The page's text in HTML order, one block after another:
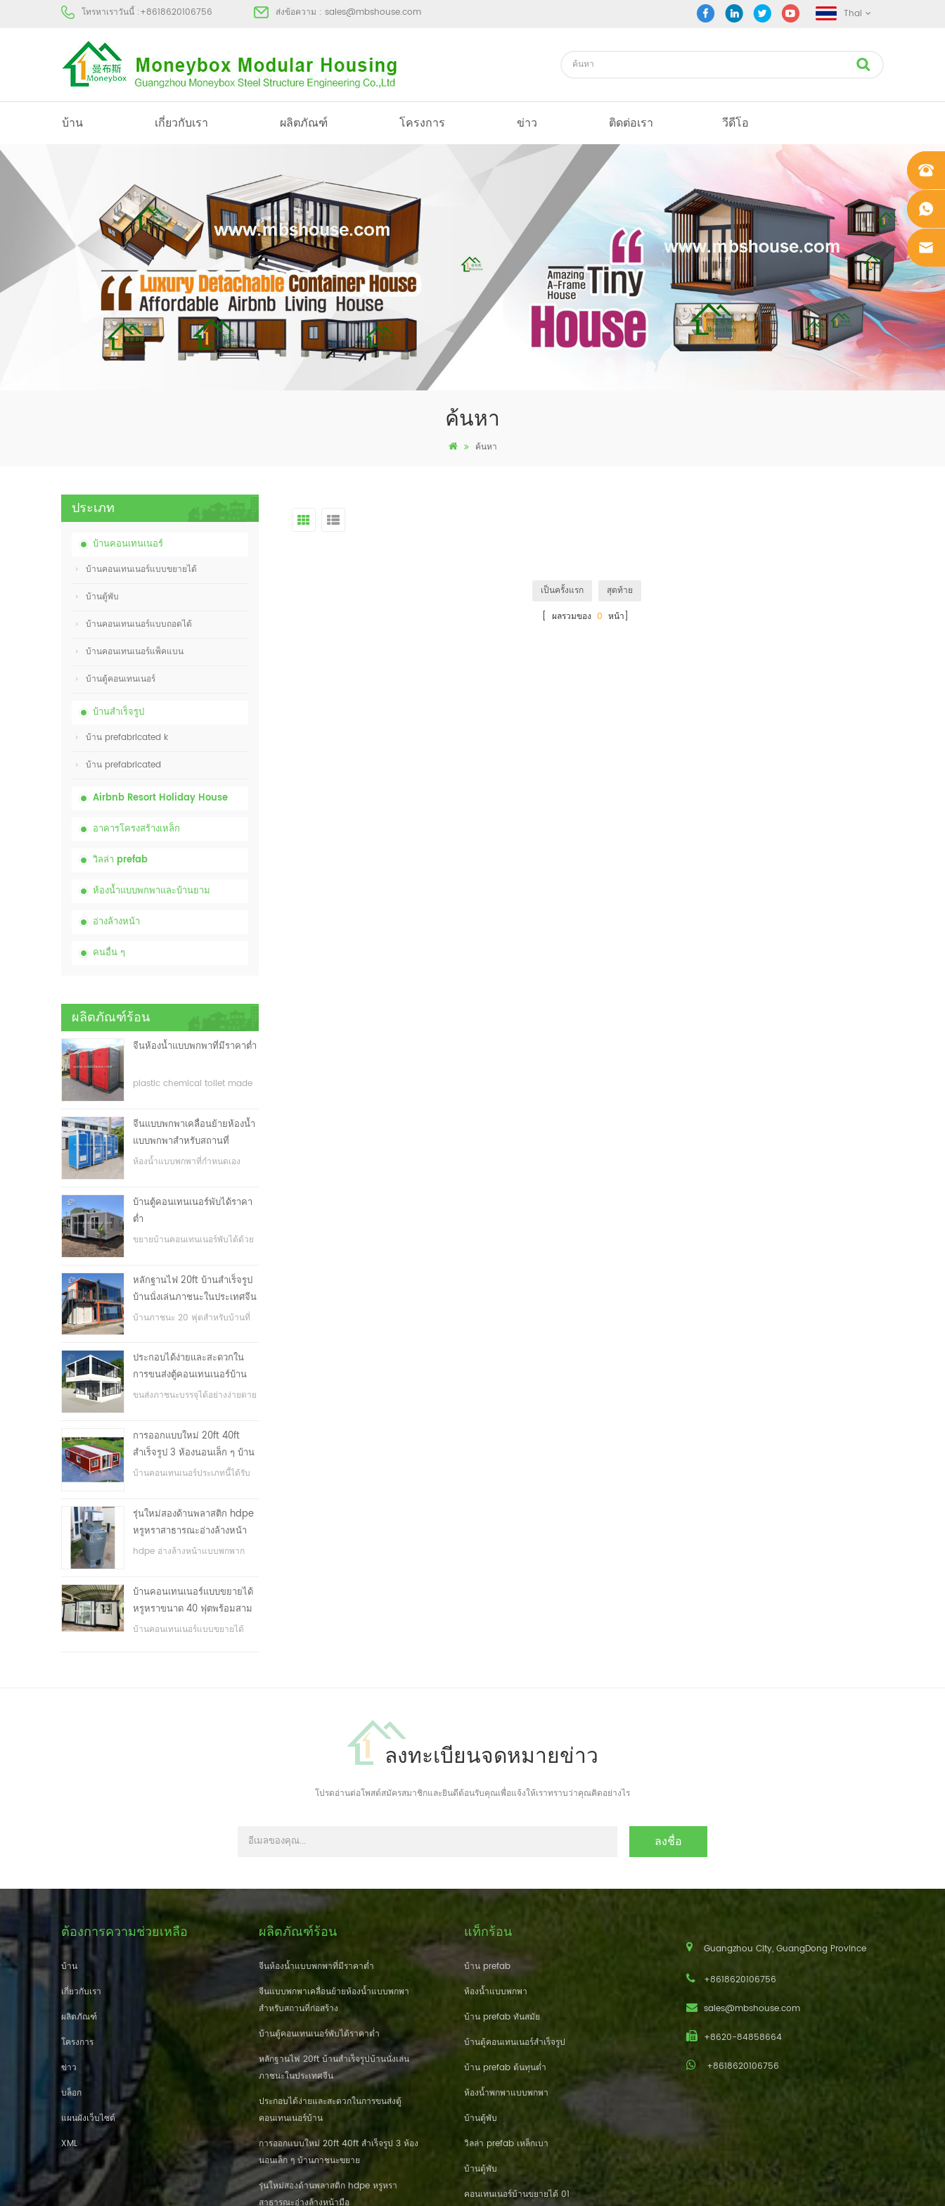
โทรหาเราวันนี้ :+8618620106756 ส่งข้อความ : sales@mbshouse.com Thai
บ้าน เกี่ยวกับเรา ผลิตภัณฑ์ โครงการ ข่าว ติดต่อเรา วีดีโอ
ค้นหา
ค้นหา
ประเภท
บ้านคอนเทนเนอร์
บ้านคอนเทนเนอร์แบบขยายได้
บ้านตู้พับ
บ้านคอนเทนเนอร์แบบถอดได้
บ้านคอนเทนเนอร์แพ็คแบน
บ้านตู้คอนเทนเนอร์
บ้านสำเร็จรูป
บ้าน prefabricated k
บ้าน prefabricated
Airbnb Resort Holiday House
อาคารโครงสร้างเหล็ก
วิลล่า prefab
ห้องน้ำแบบพกพาและบ้านยาม
อ่างล้างหน้า
คนอื่น ๆ
ผลิตภัณฑ์ร้อน
จีนห้องน้ำแบบพกพาที่มีราคาต่ำ
plastic chemical toilet made
จีนแบบพกพาเคลื่อนย้ายห้องน้ำ
แบบพกพาสำหรับสถานที่
ก่อสร้าง
ห้องน้ำแบบพกพาที่กำหนดเอง
บ้านตู้คอนเทนเนอร์พับได้ราคา
ต่ำ
ขยายบ้านคอนเทนเนอร์พับได้ด้วย
หลักฐานไฟ 20ft บ้านสำเร็จรูป
บ้านนั่งเล่นภาชนะในประเทศจีน
บ้านภาชนะ 20 ฟุตสำหรับบ้านที่
ประกอบได้ง่ายและสะดวกใน
การขนส่งตู้คอนเทนเนอร์บ้าน
ขนส่งภาชนะบรรจุได้อย่างง่ายดาย
การออกแบบใหม่ 20ft 40ft
สำเร็จรูป 3 ห้องนอนเล็ก ๆ บ้าน
ภาชนะขยาย
บ้านคอนเทนเนอร์ประเภทนี้ได้รับ
ห้องน้ำและระบบไฟฟ้า
รุ่นใหม่สองด้านพลาสติก hdpe
หรูหราสาธารณะอ่างล้างหน้า
มือ
hdpe อ่างล้างหน้าแบบพกพาก
nbsp;
บ้านคอนเทนเนอร์แบบขยายได้
หรูหราขนาด 40 ฟุตพร้อมสาม
ห้องนอน
บ้านคอนเทนเนอร์แบบขยายได้
เป็นครั้งแรก
สุดท้าย
[ ผลรวมของ 0 หน้า]
ลงทะเบียนจดหมายข่าว
โปรดอ่านต่อโพสต์สมัครสมาชิกและยินดีต้อนรับคุณเพื่อแจ้งให้เราทราบว่าคุณคิดอย่างไร
ต้องการความช่วยเหลือ
บ้าน
เกี่ยวกับเรา
ผลิตภัณฑ์
โครงการ
ข่าว
บล็อก
แผนผังเว็บไซต์
XML
ผลิตภัณฑ์ร้อน
จีนห้องน้ำแบบพกพาที่มีราคาต่ำ
จีนแบบพกพาเคลื่อนย้ายห้องน้ำแบบพกพา
สำหรับสถานที่ก่อสร้าง
บ้านตู้คอนเทนเนอร์พับได้ราคาต่ำ
หลักฐานไฟ 20ft บ้านสำเร็จรูปบ้านนั่งเล่น
ภาชนะในประเทศจีน
ประกอบได้ง่ายและสะดวกในการขนส่งตู้
คอนเทนเนอร์บ้าน
การออกแบบใหม่ 20ft 40ft สำเร็จรูป 3 ห้อง
นอนเล็ก ๆ บ้านภาชนะขยาย
รุ่นใหม่สองด้านพลาสติก hdpe หรูหรา
สาธารณะอ่างล้างหน้ามือ
แท็กร้อน
บ้าน prefab
ห้องน้ำแบบพกพา
บ้าน prefab ทันสมัย
บ้านตู้คอนเทนเนอร์สำเร็จรูป
บ้าน prefab ต้นทุนต่ำ
ห้องน้ำพกพาแบบพกพา
บ้านตู้พับ
วิลล่า prefab เหล็กเบา
บ้านตู้พับ
คอนเทนเนอร์บ้านขยายได้ 01
Guangzhou City, GuangDong Province
+8618620106756
sales@mbshouse.com
+8620-84858664
+8618620106756
+861862
0106756
+861862
0106756
sales@
mbshou
se.com